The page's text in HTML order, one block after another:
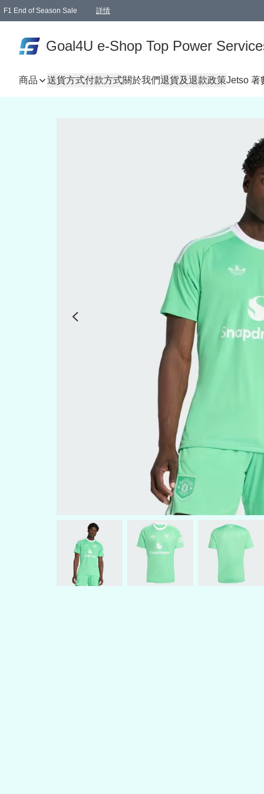
F1 End of Season Sale 詳情
Goal4U e-Shop Top Power
商品 送貨方式付款方式關於我們退貨及退款政策Jetso 著